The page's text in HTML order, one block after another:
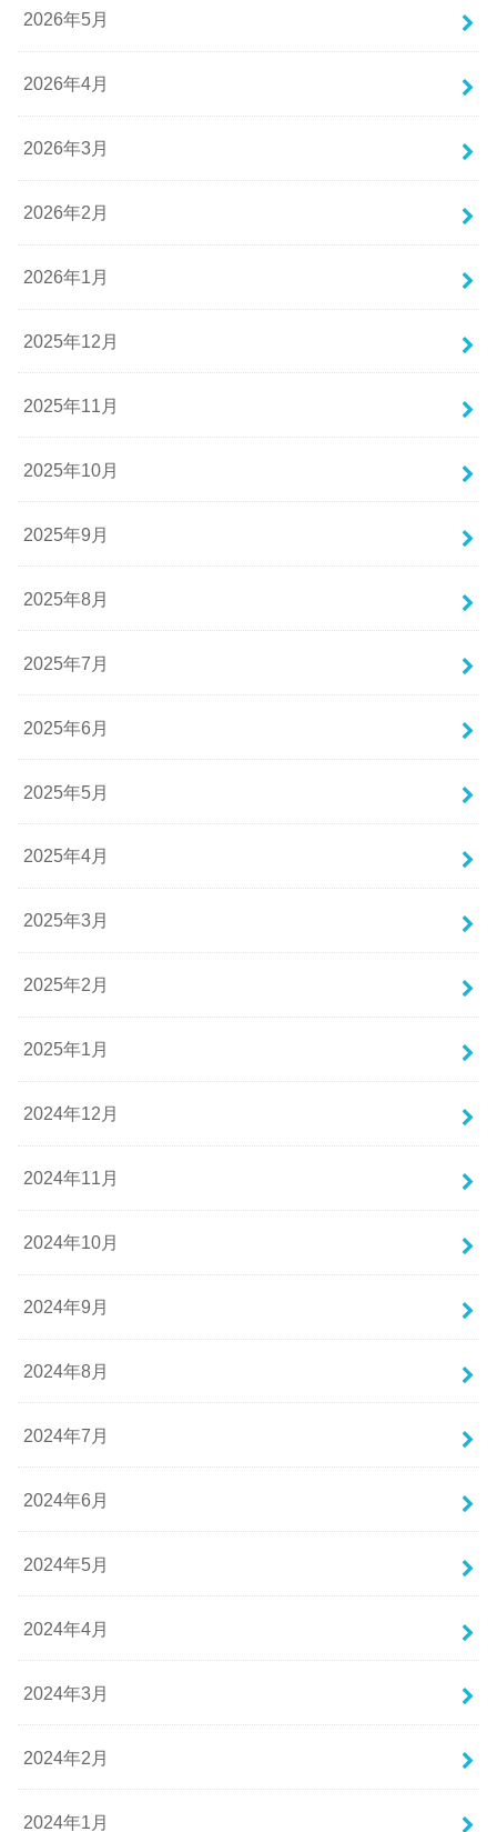
2026年5月
2026年4月
2026年3月
2026年2月
2026年1月
2025年12月
2025年11月
2025年10月
2025年9月
2025年8月
2025年7月
2025年6月
2025年5月
2025年4月
2025年3月
2025年2月
2025年1月
2024年12月
2024年11月
2024年10月
2024年9月
2024年8月
2024年7月
2024年6月
2024年5月
2024年4月
2024年3月
2024年2月
2024年1月